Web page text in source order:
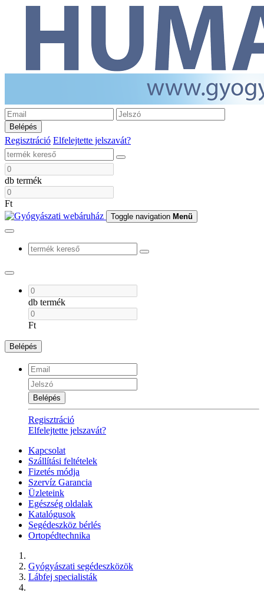
Belépés
Regisztráció Elfelejtette jelszavát?
db termék
Ft
Toggle navigation Menü
db termék
Ft
Belépés
Belépés
Regisztráció
Elfelejtette jelszavát?
Kapcsolat
Szállítási feltételek
Fizetés módja
Szervíz Garancia
Üzleteink
Egészség oldalak
Katalógusok
Segédeszköz bérlés
Ortopédtechnika
Gyógyászati segédeszközök
Lábfej specialisták